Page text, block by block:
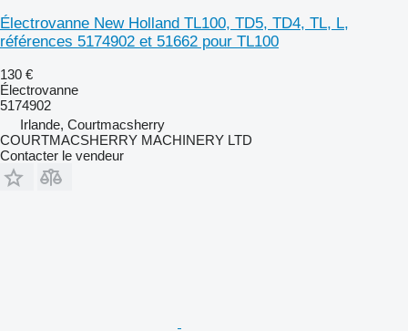
Électrovanne New Holland TL100, TD5, TD4, TL, L,
références 5174902 et 51662 pour TL100
130 €
Électrovanne
5174902
Irlande, Courtmacsherry
COURTMACSHERRY MACHINERY LTD
Contacter le vendeur